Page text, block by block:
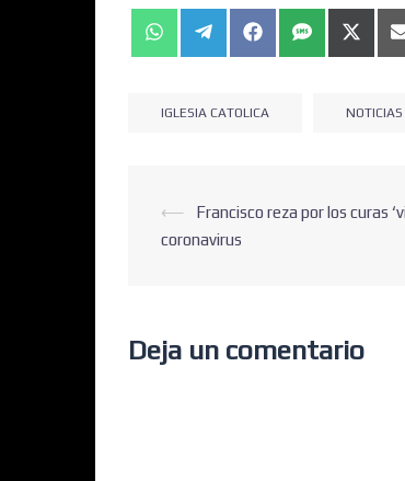
IGLESIA CATOLICA NOTICIAS
⟵
Francisco reza por los curas
coronavirus
Deja un comentario